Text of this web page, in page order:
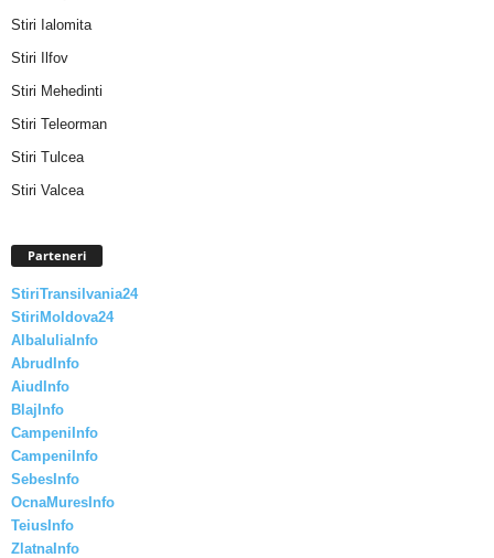
Stiri Ialomita
Stiri Ilfov
Stiri Mehedinti
Stiri Teleorman
Stiri Tulcea
Stiri Valcea
Parteneri
StiriTransilvania24
StiriMoldova24
AlbaIuliaInfo
AbrudInfo
AiudInfo
BlajInfo
CampeniInfo
CampeniInfo
SebesInfo
OcnaMuresInfo
TeiusInfo
ZlatnaInfo